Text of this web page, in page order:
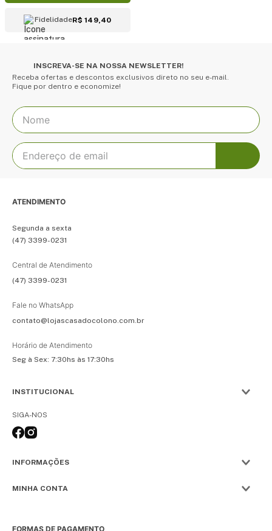
FidelidadeR$ 149,40
INSCREVA-SE NA NOSSA NEWSLETTER!
Receba ofertas e descontos exclusivos direto no seu e-mail.
Fique por dentro e economize!
ATENDIMENTO
Segunda a sexta
(47) 3399-0231
Central de Atendimento
(47) 3399-0231
Fale no WhatsApp
contato@lojascasadocolono.com.br
Horário de Atendimento
Seg à Sex: 7:30hs às 17:30hs
INSTITUCIONAL
SIGA-NOS
INFORMAÇÕES
MINHA CONTA
FORMAS DE PAGAMENTO